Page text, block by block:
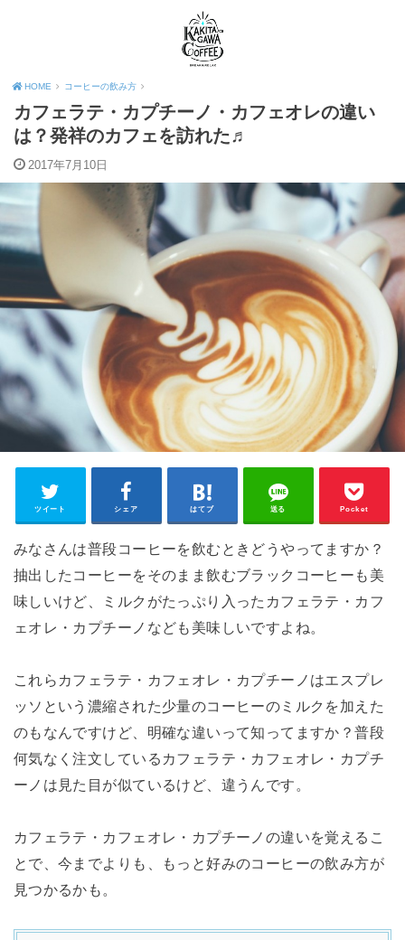
HOME コーヒーの飲み方
カフェラテ・カプチーノ・カフェオレの違い
は？発祥のカフェを訪れた♬
2017年7月10日
ツイート シェア はてブ 送る Pocket
みなさんは普段コーヒーを飲むときどうやってますか？
抽出したコーヒーをそのまま飲むブラックコーヒーも美
味しいけど、ミルクがたっぷり入ったカフェラテ・カフ
ェオレ・カプチーノなども美味しいですよね。
これらカフェラテ・カフェオレ・カプチーノはエスプレ
ッソという濃縮された少量のコーヒーのミルクを加えた
のもなんですけど、明確な違いって知ってますか？普段
何気なく注文しているカフェラテ・カフェオレ・カプチ
ーノは見た目が似ているけど、違うんです。
カフェラテ・カフェオレ・カプチーノの違いを覚えるこ
とで、今までよりも、もっと好みのコーヒーの飲み方が
見つかるかも。